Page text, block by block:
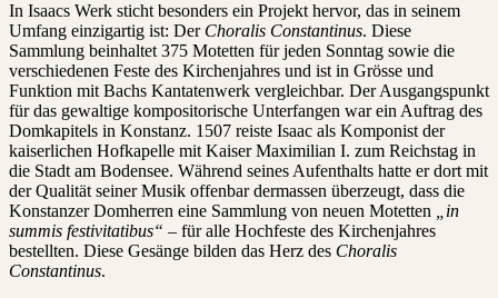
In Isaacs Werk sticht besonders ein Projekt hervor, das in seinem
Umfang einzigartig ist: Der Choralis Constantinus. Diese
Sammlung beinhaltet 375 Motetten für jeden Sonntag sowie die
verschiedenen Feste des Kirchenjahres und ist in Grösse und
Funktion mit Bachs Kantatenwerk vergleichbar. Der Ausgangspunkt
für das gewaltige kompositorische Unterfangen war ein Auftrag des
Domkapitels in Konstanz. 1507 reiste Isaac als Komponist der
kaiserlichen Hofkapelle mit Kaiser Maximilian I. zum Reichstag in
die Stadt am Bodensee. Während seines Aufenthalts hatte er dort mit
der Qualität seiner Musik offenbar dermassen überzeugt, dass die
Konstanzer Domherren eine Sammlung von neuen Motetten
„in
summis festivitatibus“ – für alle Hochfeste des Kirchenjahres
bestellten. Diese Gesänge bilden das Herz des Choralis
Constantinus.